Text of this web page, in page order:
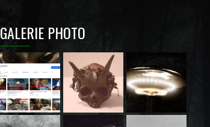
GALERIE PHOTO